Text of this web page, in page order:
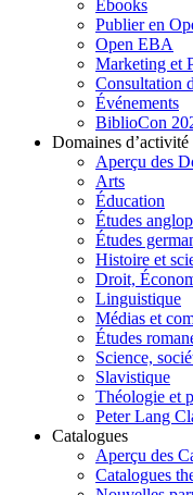
Ebooks
Publier en
Open EBA
Marketing et
Consultation
Événements
BiblioCon
Domaines d’activité
Aperçu des
Arts
Éducation
Études
Études
Histoire et
Droit,
Linguistique
Médias et
Études
Science,
Slavistique
Théologie et
Peter Lang
Catalogues
Aperçu des
Catalogues